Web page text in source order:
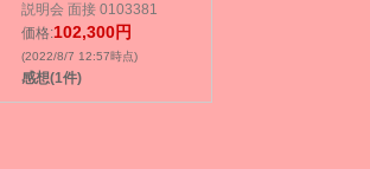
説明会 面接 0103381
価格:102,300円
(2022/8/7 12:57時点)
感想(1件)